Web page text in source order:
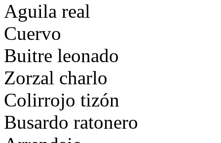
Aguila real
Cuervo
Buitre leonado
Zorzal charlo
Colirrojo tizón
Busardo ratonero